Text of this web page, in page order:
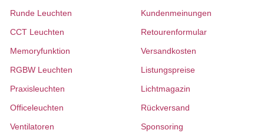
Runde Leuchten
CCT Leuchten
Memoryfunktion
RGBW Leuchten
Praxisleuchten
Officeleuchten
Ventilatoren
Kundenmeinungen
Retourenformular
Versandkosten
Listungspreise
Lichtmagazin
Rückversand
Sponsoring